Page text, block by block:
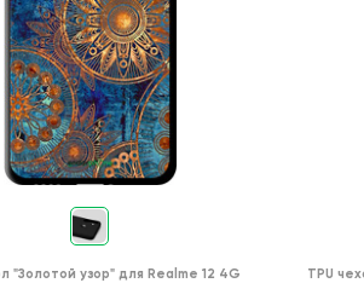
"Золотой узор" для Realme 12 4G TPU